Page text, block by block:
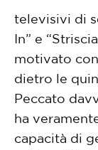
televisivi di
In” e
motivato
dietro le
Peccato
ha
capacità di